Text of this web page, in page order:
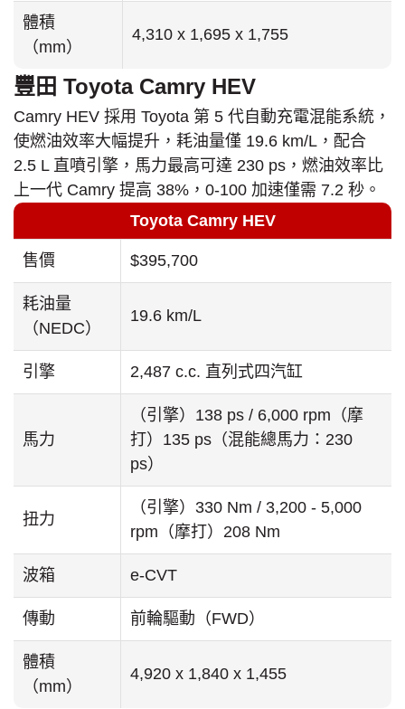
體積
（mm）
4,310 x 1,695 x 1,755
豐田 Toyota Camry HEV
Camry HEV 採用 Toyota 第 5 代自動充電混能系統，
使燃油效率大幅提升，耗油量僅 19.6 km/L，配合
2.5 L 直噴引擎，馬力最高可達 230 ps，燃油效率比
上一代 Camry 提高 38%，0-100 加速僅需 7.2 秒。
Toyota Camry HEV
售價 $395,700
耗油量
（NEDC）
19.6 km/L
引擎 2,487 c.c. 直列式四汽缸
馬力
（引擎）138 ps / 6,000 rpm（摩
打）135 ps（混能總馬力：230
ps）
扭力
（引擎）330 Nm / 3,200 - 5,000
rpm（摩打）208 Nm
波箱 e-CVT
傳動 前輪驅動（FWD）
體積
（mm）
4,920 x 1,840 x 1,455